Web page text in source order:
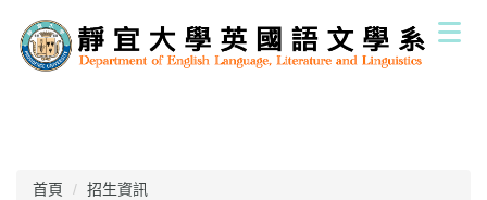
到
主
首頁 招生資訊